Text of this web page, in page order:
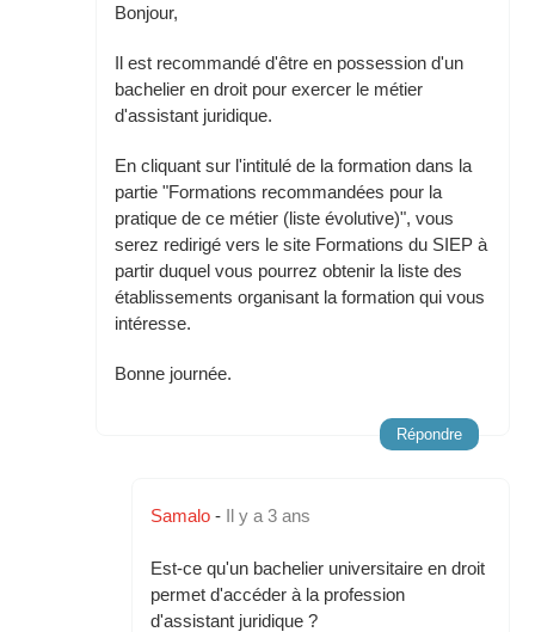
Bonjour,
Il est recommandé d'être en possession d'un
bachelier en droit pour exercer le métier
d'assistant juridique.
En cliquant sur l'intitulé de la formation dans la
partie "Formations recommandées pour la
pratique de ce métier (liste évolutive)", vous
serez redirigé vers le site Formations du SIEP à
partir duquel vous pourrez obtenir la liste des
établissements organisant la formation qui vous
intéresse.
Bonne journée.
Répondre
Samalo - Il y a 3 ans
Est-ce qu'un bachelier universitaire en droit
permet d'accéder à la profession
d'assistant juridique ?